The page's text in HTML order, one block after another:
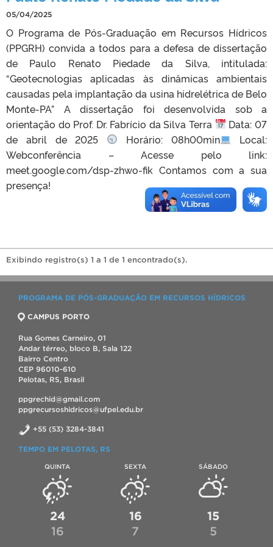
05/04/2025
O Programa de Pós-Graduação em Recursos Hídricos
(PPGRH) convida a todos para a defesa de dissertação
de Paulo Renato Piedade da Silva, intitulada:
“Geotecnologias aplicadas às dinâmicas ambientais
causadas pela implantação da usina hidrelétrica de Belo
Monte-PA” A dissertação foi desenvolvida sob a
orientação do Prof. Dr. Fabrício da Silva Terra
Data: 07
de abril de 2025
Horário: 08h00min
Local:
Webconferência – Acesse pelo link:
meet.google.com/dsp-zhwo-fik Contamos com a sua
presença!
Exibindo registro(s) 1 a 1 de 1 encontrado(s).
PROGRAMA DE PÓS-GRADUAÇÃO EM RECURSOS HÍDRICOS
CAMPUS PORTO
Rua Gomes Carneiro, 01
Andar térreo, bloco B, Sala 122
Bairro Centro
CEP 96010-610
Pelotas, RS, Brasil
ppgrechid@gmail.com
ppgrecursoshidricos@ufpel.edu.br
+55 (53) 3284-3841
TEMPO EM PELOTAS, RS
QUINTA
24
16
SEXTA
16
7
SÁBADO
15
5